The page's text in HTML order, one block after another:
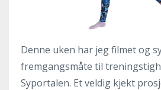
Denne uken har jeg filmet og
fremgangsmåte til
Syportalen. Et veldig kjekt